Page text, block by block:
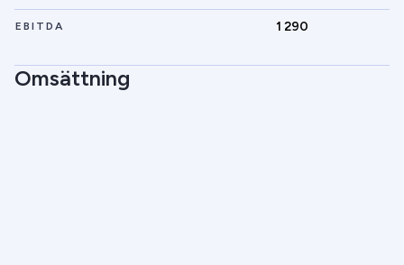
EBITDA 1 290
Omsättning